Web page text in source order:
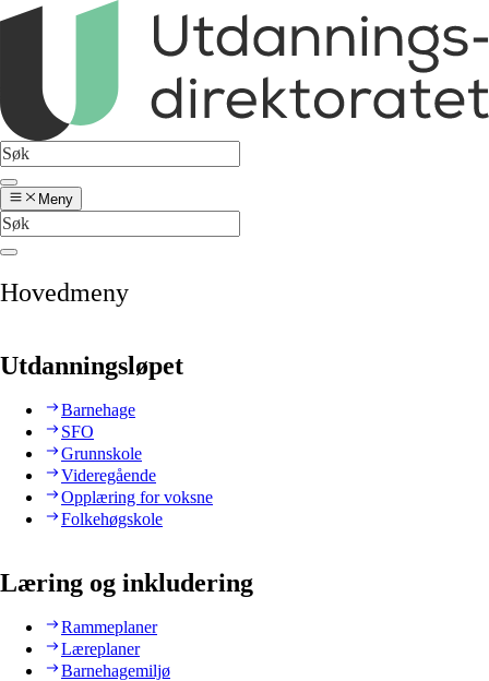
Meny
Hovedmeny
Utdanningsløpet
Barnehage
SFO
Grunnskole
Videregående
Opplæring for voksne
Folkehøgskole
Læring og inkludering
Rammeplaner
Læreplaner
Barnehagemiljø